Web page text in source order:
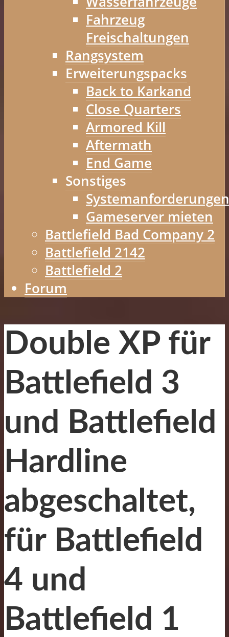
Fahrzeug
Freischaltungen
Rangsystem
Erweiterungspacks
Back to Karkand
Close Quarters
Armored Kill
Aftermath
End Game
Sonstiges
Systemanforderungen
Gameserver mieten
Battlefield Bad Company 2
Battlefield 2142
Battlefield 2
Forum
Double XP für
Battlefield 3
und Battlefield
Hardline
abgeschaltet,
für Battlefield
4 und
Battlefield 1